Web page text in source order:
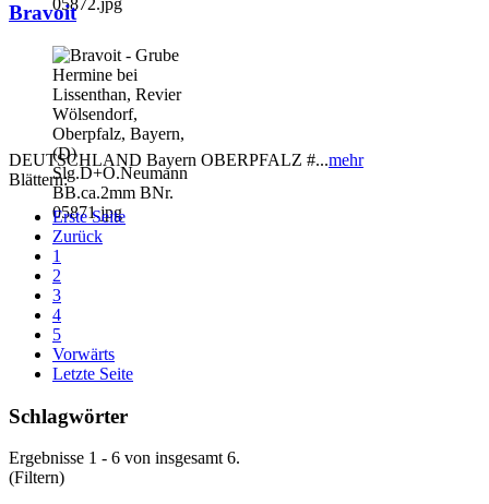
Bravoit
DEUTSCHLAND Bayern OBERPFALZ #...mehr
Blättern:
Erste Seite
Zurück
1
2
3
4
5
Vorwärts
Letzte Seite
Schlagwörter
Ergebnisse 1 - 6 von insgesamt 6.
(Filtern)